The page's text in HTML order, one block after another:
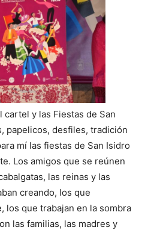
cartel y las Fiestas de San
papelicos, desfiles, tradición
mí las fiestas de San Isidro
Los amigos que se reúnen
las reinas y las
creando, los que
que trabajan en la sombra
las familias, las madres y